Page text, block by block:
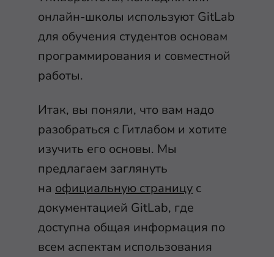
онлайн-школы используют GitLab
для обучения студентов основам
программирования и совместной
работы.
Итак, вы поняли, что вам надо
разобраться с Гитлабом и хотите
изучить его основы. Мы
предлагаем заглянуть
на официальную страницу с
документацией GitLab, где
доступна общая информация по
всем аспектам использования